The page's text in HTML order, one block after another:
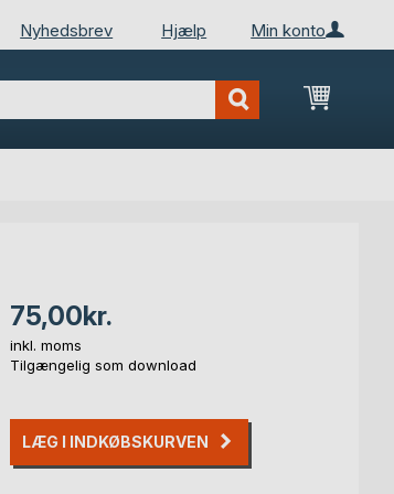
Min konto
Nyhedsbrev Hjælp
Min
75,00kr.
inkl. moms
Tilgængelig som download
LÆG I INDKØBSKURVEN